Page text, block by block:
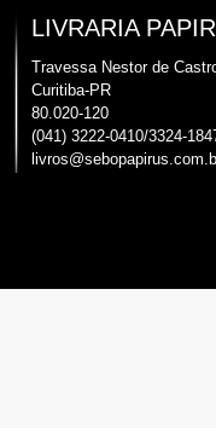
LIVRARIA
Travessa Nestor de
Curitiba-PR
80.020-120
(041) 3222-0410/3324-